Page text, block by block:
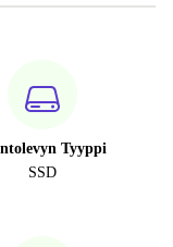
Tyyppi
SSD